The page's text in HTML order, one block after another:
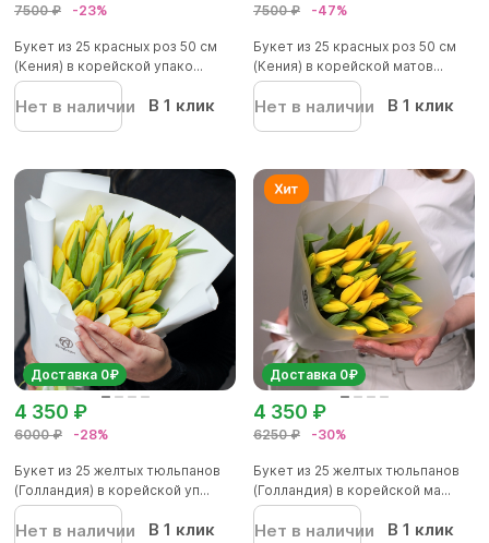
7500 ₽ -23%
Букет из 25 красных роз 50 см
(Кения) в корейской упако...
Нет в наличии В 1 клик
7500 ₽ -47%
Букет из 25 красных роз 50 см
(Кения) в корейской матов...
Нет в наличии В 1 клик
Доставка 0₽
6000 ₽ -28%
4 350 ₽
Букет из 25 желтых тюльпанов
(Голландия) в корейской уп...
Нет в наличии В 1 клик
Доставка 0₽
6250 ₽ -30%
4 350 ₽
Букет из 25 желтых тюльпанов
(Голландия) в корейской ма...
Нет в наличии В 1 клик